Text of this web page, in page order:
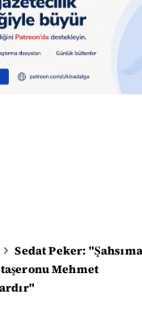
Sedat Peker:
Mehmet